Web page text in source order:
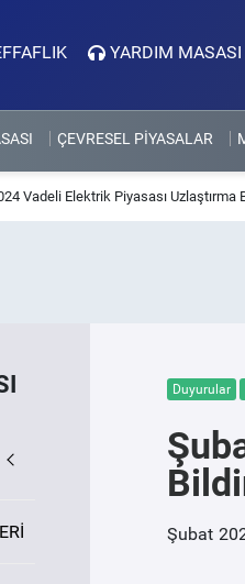
YARDIM MASASI
ÇEVRESEL PİYASALAR
Vadeli Elektrik Piyasası Uzlaştırma
Duyurular
Şubat